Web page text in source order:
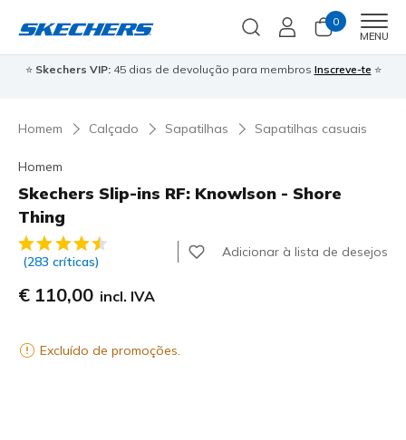
0
MENU
⭐ Skechers VIP:45 dias de devolução para membros Inscreve-te ⭐
Homem Calçado Sapatilhas Sapatilhas casuais
Homem
Skechers Slip-ins RF: Knowlson - Shore
Thing
4$5 de 5 – Classificação do cliente
(283 críticas)
Adicionar à lista de desejos
€ 110,00 incl. IVA
Excluído de promoções.